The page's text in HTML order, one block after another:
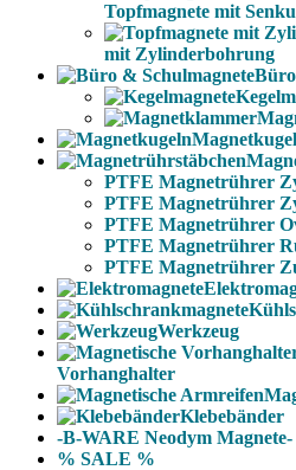
Topfmagnete mit
mit Zylinderbohrung
PTFE Magnetrührer
PTFE Magnetrührer
PTFE Magnetrührer
PTFE Magnetrührer
PTFE Magnetrührer
Werkzeug
Vorhanghalter
Klebebänder
-B-WARE Neodym Magnete-
% SALE %